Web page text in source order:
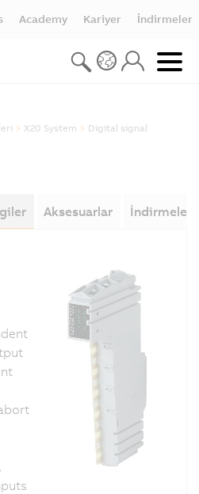
Academy Kariyer İndirmeler
X20 System
Digital signal
Aksesuarlar İndirmeler